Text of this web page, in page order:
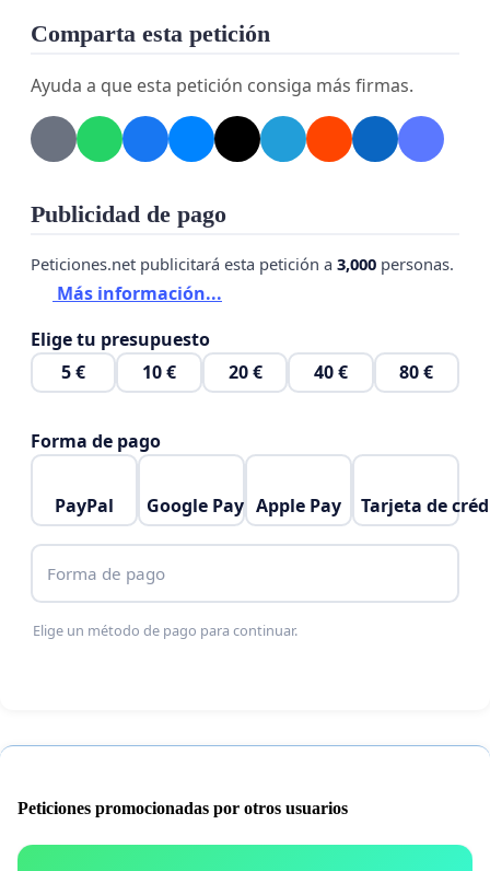
Comparta esta petición
Ayuda a que esta petición consiga más firmas.
Publicidad de pago
Peticiones.net publicitará esta petición a 3,000 personas.
Más información...
Elige tu presupuesto
5 €
10 € 20 € 40 € 80 €
Forma de pago
PayPal Google Pay Apple Pay Tarjeta de
Forma de pago
Elige un método de pago para continuar.
Peticiones promocionadas por otros usuarios